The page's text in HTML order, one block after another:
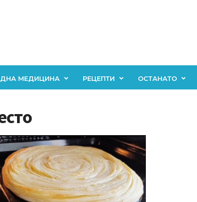
МЕДИЦИНА РЕЦЕПТИ ОСТАНАТО